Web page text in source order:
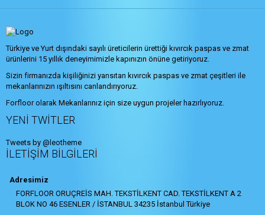
Türkiye ve Yurt dışındaki sayılı üreticilerin ürettiği kıvırcık paspas ve zmat
ürünlerini 15 yıllık deneyimimizle kapınızın önüne getiriyoruz.
Sizin firmanızda kişiliğinizi yansıtan kıvırcık paspas ve zmat çeşitleri ile
mekanlarınızın ışıltısını canlandırıyoruz.
Forfloor olarak Mekanlarınız için size uygun projeler hazırlıyoruz.
YENI TWITLER
Tweets by @leotheme
İLETIŞIM BILGILERI
Adresimiz
FORFLOOR ORUÇREİS MAH. TEKSTİLKENT CAD. TEKSTİLKENT A 2
BLOK NO 46 ESENLER / İSTANBUL 34235 İstanbul Türkiye